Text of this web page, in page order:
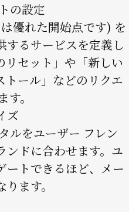
の設定
優れた開始点です) を
するサービスを定義し
リセット」や「新しい
トール」などのリクエ
。
ズ
ルをユーザー フレン
ンドに合わせます。ユ
ートできるほど、メー
ます。